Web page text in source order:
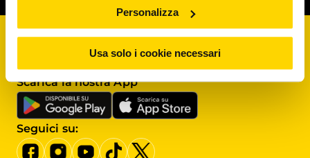
Personalizza
Usa solo i cookie necessari
Assistenza clienti
Servizio clienti
Scarica la nostra App
Seguici su: